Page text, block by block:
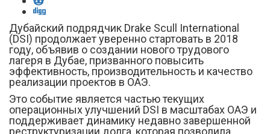
Дубайский подрядчик Drake Scull International
(DSI) продолжает уверенно стартовать в 2018
году, объявив о создании нового трудового
лагеря в Дубае, призванного повысить
эффективность, производительность и качество
реализации проектов в ОАЭ.
Это событие является частью текущих
операционных улучшений DSI в масштабах ОАЭ и
поддерживает динамику недавно завершенной
реструктуризации долга, которая позволила